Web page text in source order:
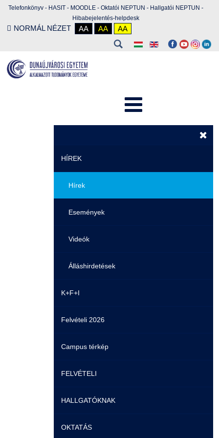
Telefonkönyv - HASIT - MOODLE - Oktatói NEPTUN - Hallgatói NEPTUN -
Hibabejelentés-helpdesk
NORMÁL NÉZET AA AA AA
HÍREK
Hírek
Események
Videók
Álláshirdetések
K+F+I
Felvételi 2026
Campus térkép
FELVÉTELI
Pontozási rendszer szabályai
Felvetteknek
HALLGATÓKNAK
Képzéseink
OKTATÁS